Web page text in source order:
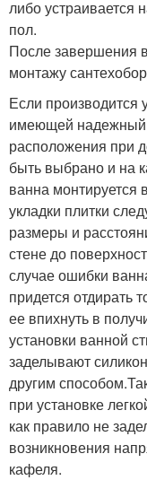
либо
пол.
После завершения
монтажу
Если производится
имеющей надежный
расположения при
быть выбрано и на
ванна монтируется
укладки плитки
размеры и
стене до
случае ошибки
придется отдирать
ее впихнуть в
установки ванной
заделывают
другим
при установке
как правило не
возникновения
кафеля.